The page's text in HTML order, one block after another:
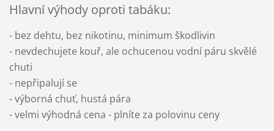
Hlavní výhody oproti tabáku:
- bez dehtu, bez nikotinu, minimum škodlivin
- nevdechujete kouř, ale ochucenou vodní páru skvělé
chuti
- nepřipalují se
- výborná chuť, hustá pára
- velmi výhodná cena - plníte za polovinu ceny